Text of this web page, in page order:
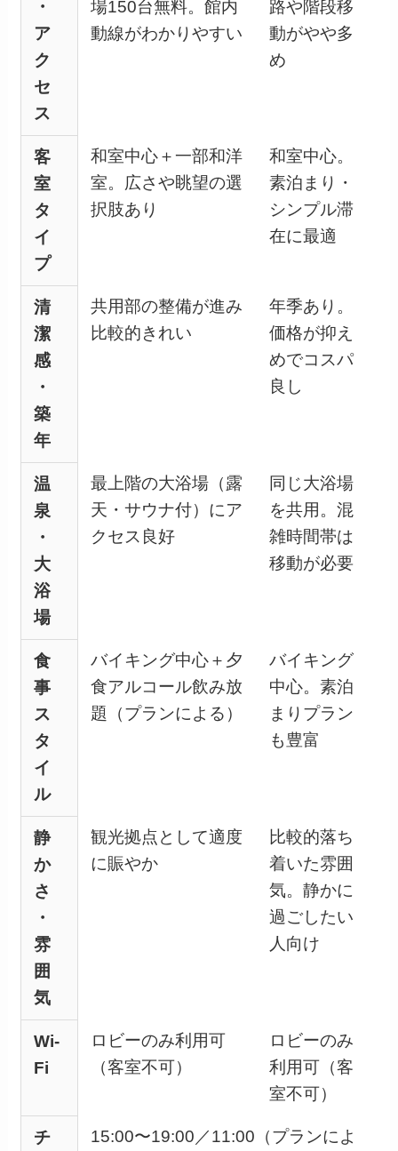
・
ア
ク
セ
ス
場150台無料。館内
動線がわかりやすい
路や階段移
動がやや多
め
客
室
タ
イ
プ
和室中心＋一部和洋
室。広さや眺望の選
択肢あり
和室中心。
素泊まり・
シンプル滞
在に最適
清
潔
感
・
築
年
共用部の整備が進み
比較的きれい
年季あり。
価格が抑え
めでコスパ
良し
温
泉
・
大
浴
場
最上階の大浴場（露
天・サウナ付）にア
クセス良好
同じ大浴場
を共用。混
雑時間帯は
移動が必要
食
事
ス
タ
イ
ル
バイキング中心＋夕
食アルコール飲み放
題（プランによる）
バイキング
中心。素泊
まりプラン
も豊富
静
か
さ
・
雰
囲
気
観光拠点として適度
に賑やか
比較的落ち
着いた雰囲
気。静かに
過ごしたい
人向け
Wi-
Fi
ロビーのみ利用可
（客室不可）
ロビーのみ
利用可（客
室不可）
チ 15:00〜19:00／11:00（プランによ